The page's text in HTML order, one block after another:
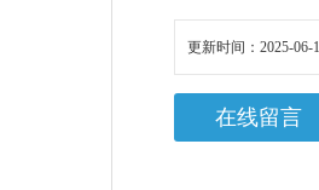
更新时间：2025-
在线留言